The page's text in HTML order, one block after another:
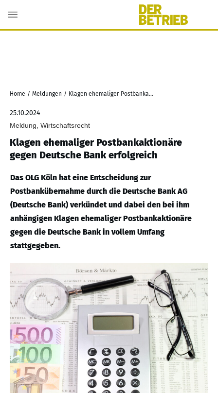
Home / Meldungen / Klagen ehemaliger Postbankaktionäre gegen Deutsche Bank erfolgreich
25.10.2024
Meldung, Wirtschaftsrecht
Klagen ehemaliger Postbankaktionäre
gegen Deutsche Bank erfolgreich
Das OLG Köln hat eine Entscheidung zur
Postbankübernahme durch die Deutsche Bank AG
(Deutsche Bank) verkündet und dabei den bei ihm
anhängigen Klagen ehemaliger Postbankaktionäre
gegen die Deutsche Bank in vollem Umfang
stattgegeben.